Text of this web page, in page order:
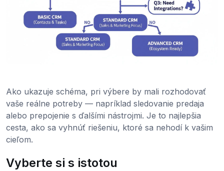
Ako ukazuje schéma, pri výbere by mali rozhodovať
vaše reálne potreby — napríklad sledovanie predaja
alebo prepojenie s ďalšími nástrojmi. Je to najlepšia
cesta, ako sa vyhnúť riešeniu, ktoré sa nehodí k vašim
cieľom.
Vyberte si s istotou